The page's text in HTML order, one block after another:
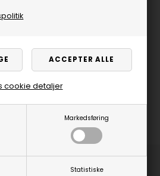
Markedsføring
Statistiske
cookie detaljer